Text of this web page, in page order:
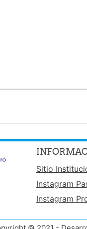
Sitio
Instagram
Instagram